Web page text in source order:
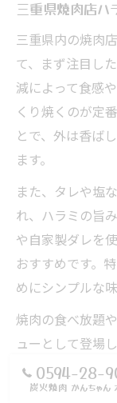
三重県焼肉店ハ
三重県内の焼肉
て、まず注目し
減によって食感
くり焼くのが定
とで、外は香ば
ます。
また、タレや塩
れ、ハラミの旨
や自家製ダレを
おすすめです。
めにシンプルな
焼肉の食べ放題
ューとして登場
口コミでも「ハ
い」など高評価
0594-28-
炭火焼肉 かんちゃん